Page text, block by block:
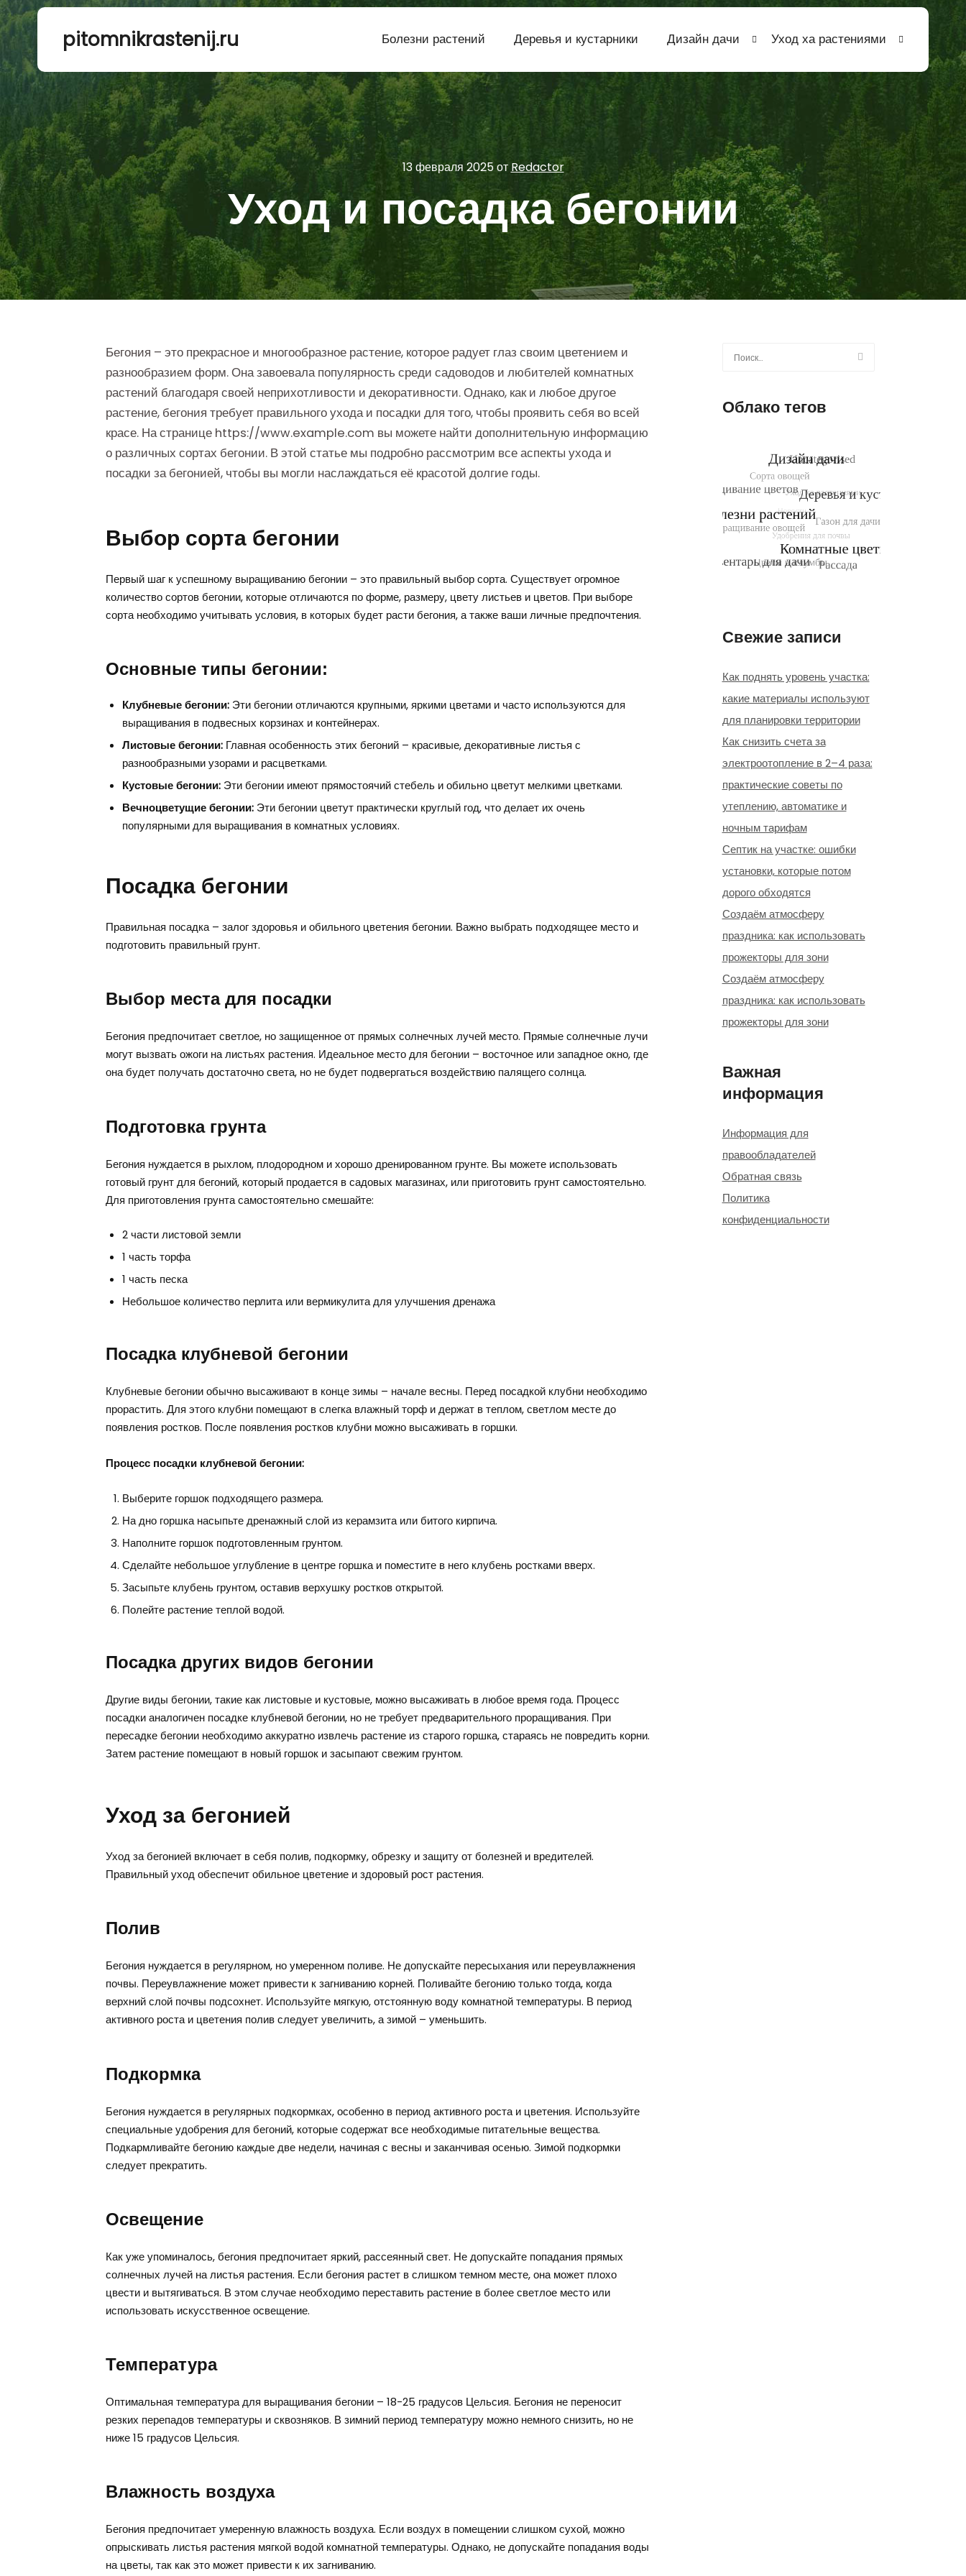
pitomnikrastenij.ru Болезни растений Деревья и кустарники Дизайн дачи Уход ха растениями
13 февраля 2025от Redactor
Уход и посадка бегонии
Бегония – это прекрасное и многообразное растение, которое радует глаз своим цветением и
разнообразием форм. Она завоевала популярность среди садоводов и любителей комнатных
растений благодаря своей неприхотливости и декоративности. Однако, как и любое другое
растение, бегония требует правильного ухода и посадки для того, чтобы проявить себя во всей
красе. На странице https://www.example.com вы можете найти дополнительную информацию
о различных сортах бегонии. В этой статье мы подробно рассмотрим все аспекты ухода и
посадки за бегонией, чтобы вы могли наслаждаться её красотой долгие годы.
Выбор сорта бегонии
Первый шаг к успешному выращиванию бегонии – это правильный выбор сорта. Существует огромное
количество сортов бегонии, которые отличаются по форме, размеру, цвету листьев и цветов. При выборе
сорта необходимо учитывать условия, в которых будет расти бегония, а также ваши личные предпочтения.
Основные типы бегонии:
Клубневые бегонии:Эти бегонии отличаются крупными, яркими цветами и часто используются для
выращивания в подвесных корзинах и контейнерах.
Листовые бегонии:Главная особенность этих бегоний – красивые, декоративные листья с
разнообразными узорами и расцветками.
Кустовые бегонии:Эти бегонии имеют прямостоячий стебель и обильно цветут мелкими цветками.
Вечноцветущие бегонии:Эти бегонии цветут практически круглый год, что делает их очень
популярными для выращивания в комнатных условиях.
Посадка бегонии
Правильная посадка – залог здоровья и обильного цветения бегонии. Важно выбрать подходящее место и
подготовить правильный грунт.
Выбор места для посадки
Бегония предпочитает светлое, но защищенное от прямых солнечных лучей место. Прямые солнечные лучи
могут вызвать ожоги на листьях растения. Идеальное место для бегонии – восточное или западное окно, где
она будет получать достаточно света, но не будет подвергаться воздействию палящего солнца.
Подготовка грунта
Бегония нуждается в рыхлом, плодородном и хорошо дренированном грунте. Вы можете использовать
готовый грунт для бегоний, который продается в садовых магазинах, или приготовить грунт самостоятельно.
Для приготовления грунта самостоятельно смешайте:
2 части листовой земли
1 часть торфа
1 часть песка
Небольшое количество перлита или вермикулита для улучшения дренажа
Посадка клубневой бегонии
Клубневые бегонии обычно высаживают в конце зимы – начале весны. Перед посадкой клубни необходимо
прорастить. Для этого клубни помещают в слегка влажный торф и держат в теплом, светлом месте до
появления ростков. После появления ростков клубни можно высаживать в горшки.
Процесс посадки клубневой бегонии:
Выберите горшок подходящего размера.
На дно горшка насыпьте дренажный слой из керамзита или битого кирпича.
Наполните горшок подготовленным грунтом.
Сделайте небольшое углубление в центре горшка и поместите в него клубень ростками вверх.
Засыпьте клубень грунтом, оставив верхушку ростков открытой.
Полейте растение теплой водой.
Посадка других видов бегонии
Другие виды бегонии, такие как листовые и кустовые, можно высаживать в любое время года. Процесс
посадки аналогичен посадке клубневой бегонии, но не требует предварительного проращивания. При
пересадке бегонии необходимо аккуратно извлечь растение из старого горшка, стараясь не повредить корни.
Затем растение помещают в новый горшок и засыпают свежим грунтом.
Уход за бегонией
Уход за бегонией включает в себя полив, подкормку, обрезку и защиту от болезней и вредителей.
Правильный уход обеспечит обильное цветение и здоровый рост растения.
Полив
Бегония нуждается в регулярном, но умеренном поливе. Не допускайте пересыхания или переувлажнения
почвы. Переувлажнение может привести к загниванию корней. Поливайте бегонию только тогда, когда
верхний слой почвы подсохнет. Используйте мягкую, отстоянную воду комнатной температуры. В период
активного роста и цветения полив следует увеличить, а зимой – уменьшить.
Подкормка
Бегония нуждается в регулярных подкормках, особенно в период активного роста и цветения. Используйте
специальные удобрения для бегоний, которые содержат все необходимые питательные вещества.
Подкармливайте бегонию каждые две недели, начиная с весны и заканчивая осенью. Зимой подкормки
следует прекратить.
Освещение
Как уже упоминалось, бегония предпочитает яркий, рассеянный свет. Не допускайте попадания прямых
солнечных лучей на листья растения. Если бегония растет в слишком темном месте, она может плохо
цвести и вытягиваться. В этом случае необходимо переставить растение в более светлое место или
использовать искусственное освещение.
Температура
Оптимальная температура для выращивания бегонии – 18-25 градусов Цельсия. Бегония не переносит
резких перепадов температуры и сквозняков. В зимний период температуру можно немного снизить, но не
ниже 15 градусов Цельсия.
Влажность воздуха
Бегония предпочитает умеренную влажность воздуха. Если воздух в помещении слишком сухой, можно
опрыскивать листья растения мягкой водой комнатной температуры. Однако, не допускайте попадания воды
на цветы, так как это может привести к их загниванию.
Найти:
Облако тегов
Свежие записи
Как поднять уровень участка:
какие материалы используют
для планировки территории
Как снизить счета за
электроотопление в 2–4 раза:
практические советы по
утеплению, автоматике и
ночным тарифам
Септик на участке: ошибки
установки, которые потом
дорого обходятся
Создаём атмосферу
праздника: как использовать
прожекторы для зони
Создаём атмосферу
праздника: как использовать
прожекторы для зони
Важная
информация
Информация для
правообладателей
Обратная связь
Политика
конфиденциальности